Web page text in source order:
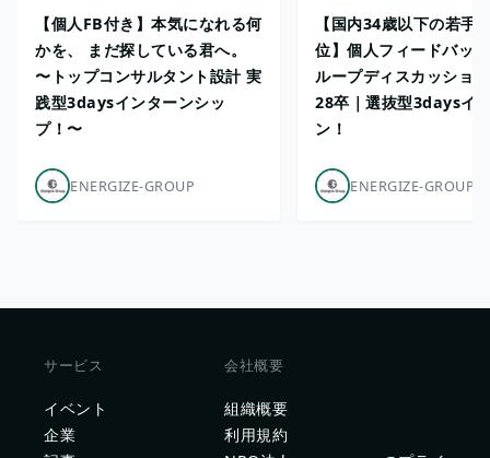
【個人FB付き】本気になれる何
かを、 まだ探している君へ。
〜トップコンサルタント設計 実
践型3daysインターンシッ
プ！〜
ENERGIZE-GROUP
【国内34歳以下の若手
位】個人フィードバッ
ループディスカッショ
28卒｜選抜型3daysイ
ン！
ENERGIZE-GROUP
サービス
イベント
企業
会社概要
組織概要
利用規約